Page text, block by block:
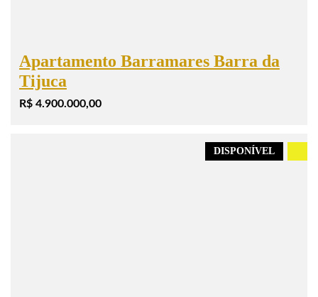
Apartamento Barramares Barra da
Tijuca
R$ 4.900.000,00
DISPONÍVEL